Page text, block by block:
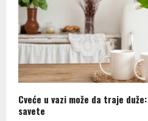
Cveće u vazi može da traje
savete